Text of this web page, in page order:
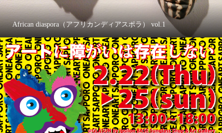
African diaspora（アフリカンディアスポラ） vol.1